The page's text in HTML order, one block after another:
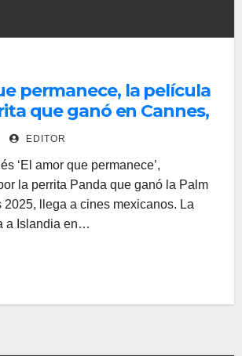
permanece, la película
que ganó en Cannes,
mexicanos
EDITOR
‘El amor que permanece’,
la perrita Panda que ganó la Palm
2025, llega a cines mexicanos. La
a Islandia en…